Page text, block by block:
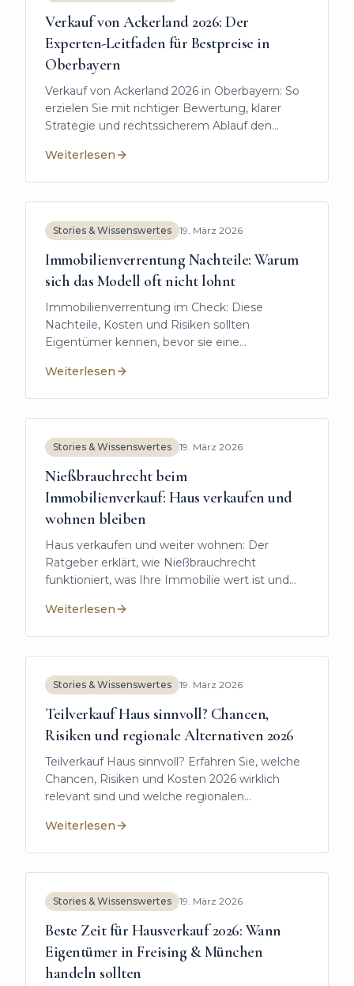
Verkauf von Ackerland 2026: Der
Experten-Leitfaden für Bestpreise in
Oberbayern
Verkauf von Ackerland 2026 in Oberbayern: So
erzielen Sie mit richtiger Bewertung, klarer
Strategie und rechtssicherem Ablauf den
Weiterlesen
:Verkauf von Ackerland 2026: Der Experten-
Stories & Wissenswertes 19. März 2026
Immobilienverrentung Nachteile: Warum
sich das Modell oft nicht lohnt
Immobilienverrentung im Check: Diese
Nachteile, Kosten und Risiken sollten
Eigentümer kennen, bevor sie eine
Weiterlesen
:Immobilienverrentung Nachteile: Warum sich das
Stories & Wissenswertes 19. März 2026
Nießbrauchrecht beim
Immobilienverkauf: Haus verkaufen und
wohnen bleiben
Haus verkaufen und weiter wohnen: Der
Ratgeber erklärt, wie Nießbrauchrecht
funktioniert, was Ihre Immobilie wert ist und
Weiterlesen
:Nießbrauchrecht beim Immobilienverkauf: Haus
Stories & Wissenswertes 19. März 2026
Teilverkauf Haus sinnvoll? Chancen,
Risiken und regionale Alternativen 2026
Teilverkauf Haus sinnvoll? Erfahren Sie, welche
Chancen, Risiken und Kosten 2026 wirklich
relevant sind und welche regionalen
Weiterlesen
:Teilverkauf Haus sinnvoll? Chancen, Risiken und
Stories & Wissenswertes 19. März 2026
Beste Zeit für Hausverkauf 2026: Wann
Eigentümer in Freising & München
handeln sollten